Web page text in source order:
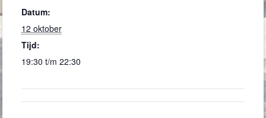
Datum:
12 oktober
Tijd:
19:30 t/m 22:30